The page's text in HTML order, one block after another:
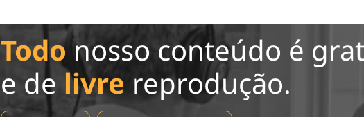
Todonosso conteúdo é
e de livre reprodução.